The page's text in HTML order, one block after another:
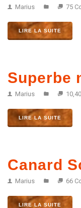
Marius 75
LIRE LA SUITE
Superbe
Marius
LIRE LA SUITE
Canard
Marius 66
LIRE LA SUITE